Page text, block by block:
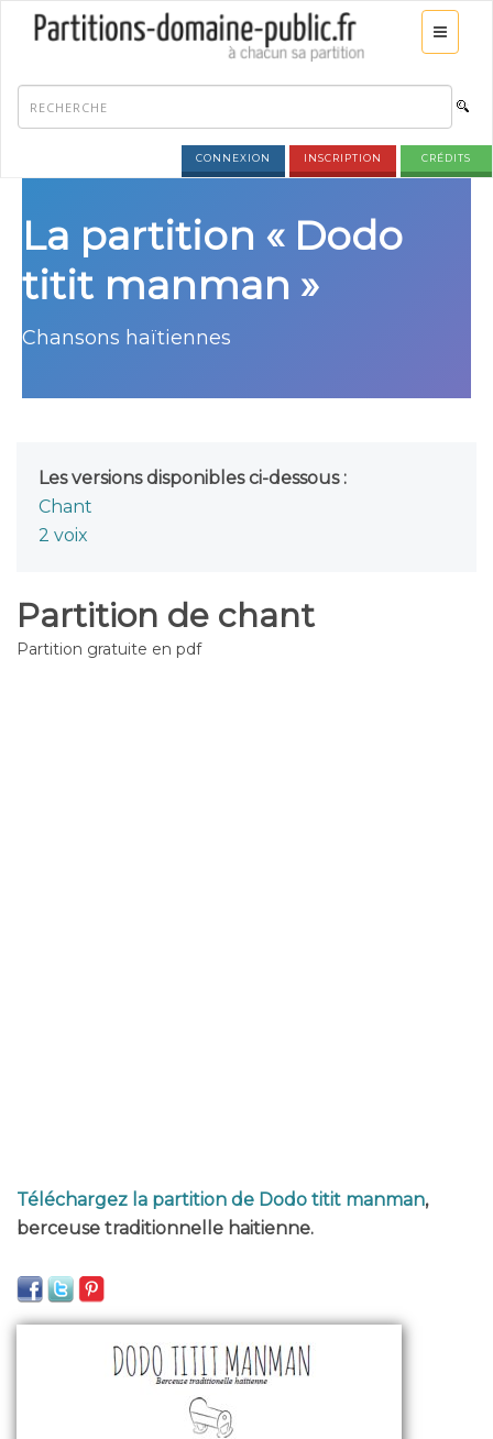
CONNEXION INSCRIPTION CRÉDITS
La partition « Dodo
titit manman »
Chansons haïtiennes
Les versions disponibles ci-dessous :
Chant
2 voix
Partition de chant
Partition gratuite en pdf
Téléchargez la partition de Dodo titit manman,
berceuse traditionnelle haitienne.